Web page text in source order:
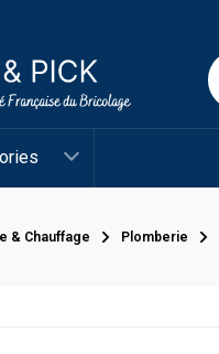
& Chauffage Plomberie